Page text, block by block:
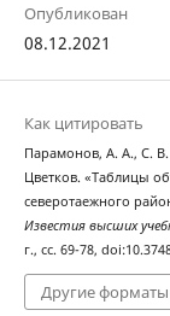
Опубликован
08.12.2021
Как цитировать
Парамонов, А. А., С.
Цветков. «Таблицы
северотаежного
Известия высших
г., сс. 69-78,
Другие